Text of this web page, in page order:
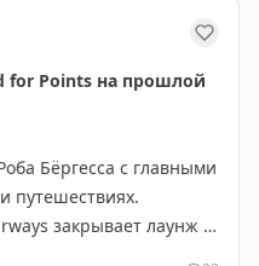
к сообществу,
награды при
к эксклюзивным
for Points на прошлой
Бёргесса с главными
путешествиях.
закрывает лаунж в